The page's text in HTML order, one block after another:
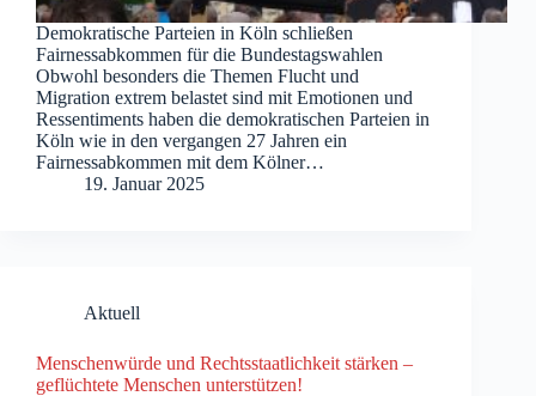
Demokratische Parteien in Köln schließen
Fairnessabkommen für die Bundestagswahlen
Obwohl besonders die Themen Flucht und
Migration extrem belastet sind mit Emotionen und
Ressentiments haben die demokratischen Parteien in
Köln wie in den vergangen 27 Jahren ein
Fairnessabkommen mit dem Kölner…
19. Januar 2025
Aktuell
Menschenwürde und Rechtsstaatlichkeit stärken –
geflüchtete Menschen unterstützen!